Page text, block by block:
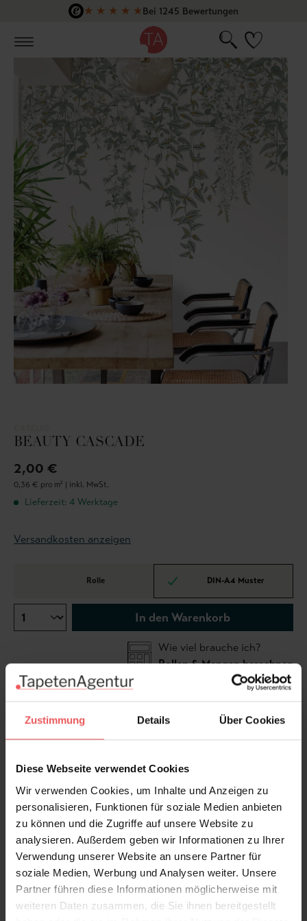
Zustimmung Details Über Cookies
Diese Webseite verwendet Cookies
Wir verwenden Cookies, um Inhalte und Anzeigen zu
personalisieren, Funktionen für soziale Medien anbieten
zu können und die Zugriffe auf unsere Website zu
analysieren. Außerdem geben wir Informationen zu Ihrer
Verwendung unserer Website an unsere Partner für
soziale Medien, Werbung und Analysen weiter. Unsere
Partner führen diese Informationen möglicherweise mit
weiteren Daten zusammen, die Sie ihnen bereitgestellt
Zum Hauptinhalt springen
★ ★ ★ ★ ★Bei 1245 Bewertungen
BEAUTY CASCADE
2,00 €
0,36 € pro m² | inkl. MwSt.
Lieferzeit: 4 Werktage
Versandkosten anzeigen
Rolle DIN-A4 Muster
In den Warenkorb
Wie viel brauche ich?
Rollen & Mengen berechnen
In den Raumbildern ist das Motiv ggf. mehrfach
abgebildet.
Produktdetails
Versand & Zahlung